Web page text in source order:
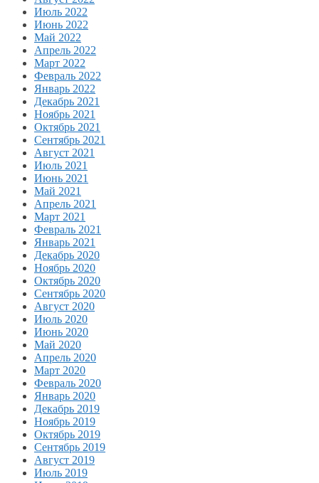
Июль 2022
Июнь 2022
Май 2022
Апрель 2022
Март 2022
Февраль 2022
Январь 2022
Декабрь 2021
Ноябрь 2021
Октябрь 2021
Сентябрь 2021
Август 2021
Июль 2021
Июнь 2021
Май 2021
Апрель 2021
Март 2021
Февраль 2021
Январь 2021
Декабрь 2020
Ноябрь 2020
Октябрь 2020
Сентябрь 2020
Август 2020
Июль 2020
Июнь 2020
Май 2020
Апрель 2020
Март 2020
Февраль 2020
Январь 2020
Декабрь 2019
Ноябрь 2019
Октябрь 2019
Сентябрь 2019
Август 2019
Июль 2019